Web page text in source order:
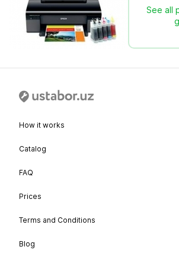
See all
How it works
Catalog
FAQ
Prices
Terms and Conditions
Blog